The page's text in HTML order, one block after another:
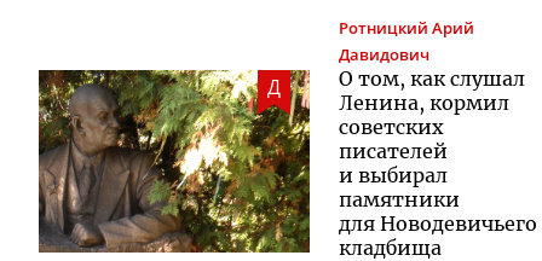
Д
Ротницкий Арий
Давидович
О том, как слушал
Ленина, кормил
советских
писателей
и выбирал
памятники
для Новодевичьего
кладбища